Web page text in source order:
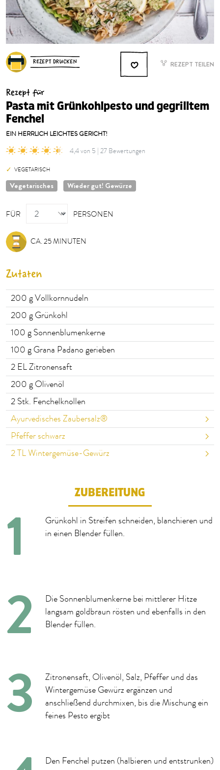
REZEPT DRUCKEN REZEPT TEILEN
Rezept für
Pasta mit Grünkohlpesto und gegrilltem
Fenchel
EIN HERRLICH LEICHTES GERICHT!
4,4 von 5 | 27 Bewertungen
VEGETARISCH
Vegetarisches Wieder gut! Gewürze
FÜR
PERSONEN
PERSONEN
CA. 25 MINUTEN
Zutaten
200 g Vollkornnudeln
200 g Grünkohl
100 g Sonnenblumenkerne
100 g Grana Padano gerieben
2 EL Zitronensaft
200 g Olivenöl
2 Stk. Fenchelknollen
Ayurvedisches Zaubersalz®
Pfeffer schwarz
2TL Wintergemüse-Gewürz
ZUBEREITUNG
Grünkohl in Streifen schneiden, blanchieren und
in einen Blender füllen.
Die Sonnenblumenkerne bei mittlerer Hitze
langsam goldbraun rösten und ebenfalls in den
Blender füllen.
Zitronensaft, Olivenöl, Salz, Pfeffer und das
Wintergemüse Gewürz ergänzen und
anschließend durchmixen, bis die Mischung ein
feines Pesto ergibt
Den Fenchel putzen (halbieren und entstrunken)